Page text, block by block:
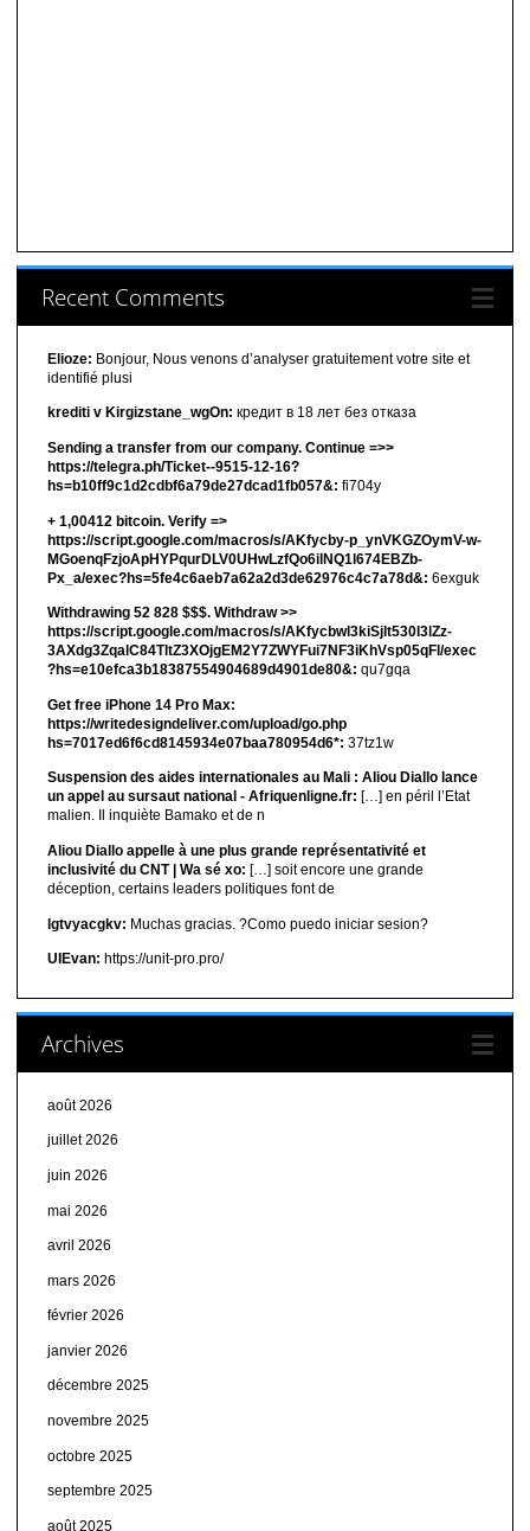
Recent Comments
Elioze: Bonjour, Nous venons d’analyser gratuitement votre site et
identifié plusi
krediti v Kirgizstane_wgOn: кредит в 18 лет без отказа
Sending a transfer from our company. Continue =>>
https://telegra.ph/Ticket--9515-12-16?
hs=b10ff9c1d2cdbf6a79de27dcad1fb057&: fi704y
+ 1,00412 bitсоin. Verify =>
https://script.google.com/macros/s/AKfycby-p_ynVKGZOymV-w-
MGoenqFzjoApHYPqurDLV0UHwLzfQo6ilNQ1l674EBZb-
Px_a/exec?hs=5fe4c6aeb7a62a2d3de62976c4c7a78d&: 6exguk
Withdrawing 52 828 $$$. Withdrаw >>
https://script.google.com/macros/s/AKfycbwl3kiSjlt530I3lZz-
3AXdg3ZqalC84TltZ3XOjgEM2Y7ZWYFui7NF3iKhVsp05qFl/exec
?hs=e10efca3b18387554904689d4901de80&: qu7gqa
Get free iPhone 14 Pro Max:
https://writedesigndeliver.com/upload/go.php
hs=7017ed6f6cd8145934e07baa780954d6*: 37tz1w
Suspension des aides internationales au Mali : Aliou Diallo lance
un appel au sursaut national - Afriquenligne.fr: […] en péril l’Etat
malien. Il inquiète Bamako et de n
Aliou Diallo appelle à une plus grande représentativité et
inclusivité du CNT | Wa sé xo: […] soit encore une grande
déception, certains leaders politiques font de
lgtvyacgkv: Muchas gracias. ?Como puedo iniciar sesion?
UIEvan: https://unit-pro.pro/
Archives
août 2026
juillet 2026
juin 2026
mai 2026
avril 2026
mars 2026
février 2026
janvier 2026
décembre 2025
novembre 2025
octobre 2025
septembre 2025
août 2025